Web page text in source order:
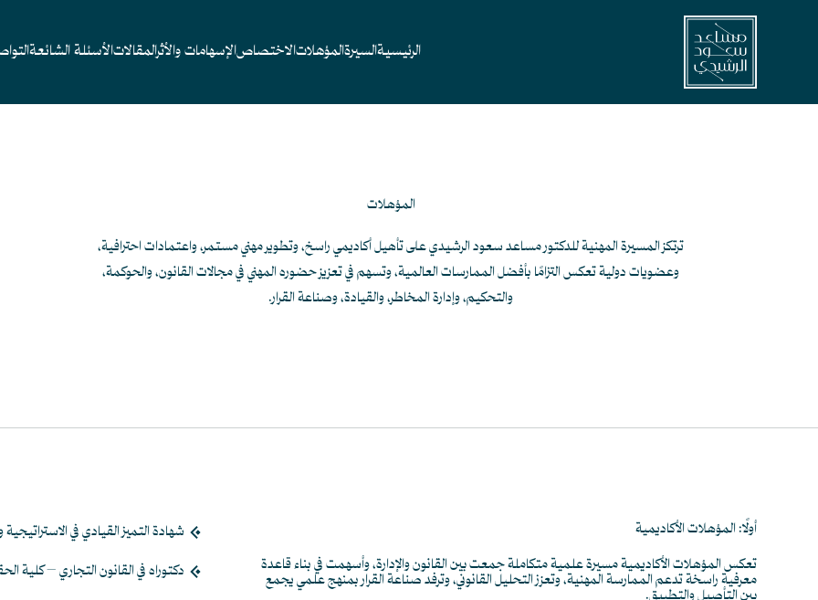
الرئيسيةالسيرةالمؤهلاتالاختصاصالإسهامات والأثرالمقالاتالأسئلة الشائعة
المؤهلات
ترتكز المسيرة المهنية للدكتور مساعد سعود الرشيدي على تأهيل أكاديمي راسخ، وتطوير مهني مستمر، واعتمادات احترافية،
وعضويات دولية تعكس التزامًا بأفضل الممارسات العالمية، وتسهم في تعزيز حضوره المهني في مجالات القانون، والحوكمة،
والتحكيم، وإدارة المخاطر، والقيادة، وصناعة القرار.
أولًا: المؤهلات الأكاديمية
تعكس المؤهلات الأكاديمية مسيرة علمية متكاملة جمعت بين القانون والإدارة، وأسهمت في بناء قاعدة
معرفية راسخة تدعم الممارسة المهنية، وتعزز التحليل القانوني، وترفد صناعة القرار بمنهج علمي يجمع
شهادة التميز القيادي في الاستراتيجية
دكتوراه في القانون التجاري – كلية